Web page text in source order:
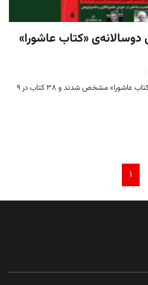
«کتاب عاشورا»
نامزدهای سومین دوره‌ی دوسالانه‌ی «کتاب عاشورا» مشخص شدند و ۳۸ کتاب در ۹
۱